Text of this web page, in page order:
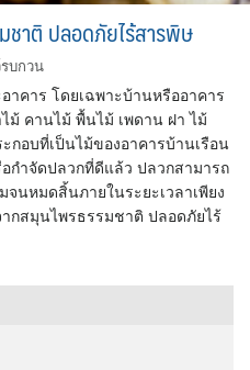
ชาติ ปลอดภัยไร้สารพิษ
บกวน
คาร โดยเฉพาะบ้านหรืออาคาร
ม้ คานไม้ พื้นไม้ เพดาน ฝา ไม้
กอบที่เป็นไม้ของอาคารบ้านเรือน
กำจัดปลวกที่ดีแล้ว ปลวกสามารถ
จนหมดสิ้นภายในระยะเวลาเพียง
กสมุนไพรธรรมชาติ ปลอดภัยไร้